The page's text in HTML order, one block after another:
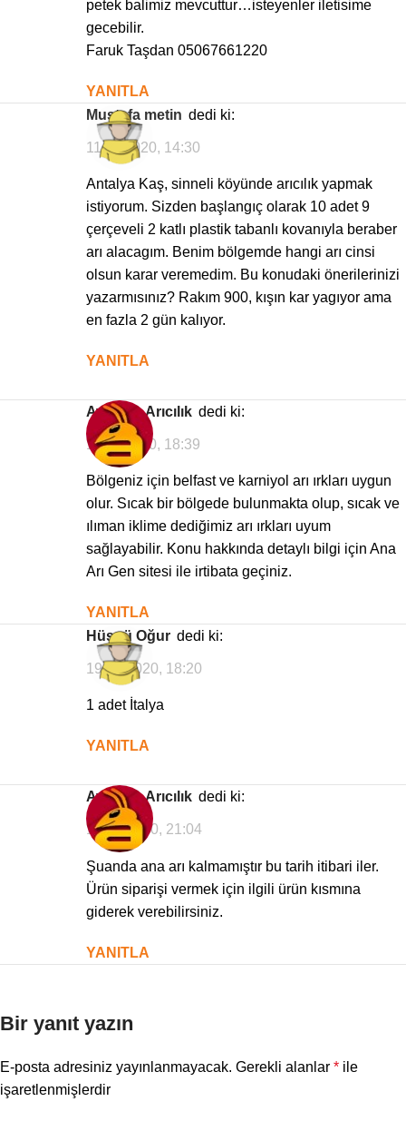
petek balimiz mevcuttur…isteyenler iletisime
gecebilir.
Faruk Taşdan 05067661220
YANITLA
Mustafa metin dedi ki:
11/11/2020, 14:30
Antalya Kaş, sinneli köyünde arıcılık yapmak
istiyorum. Sizden başlangıç olarak 10 adet 9
çerçeveli 2 katlı plastik tabanlı kovanıyla beraber
arı alacagım. Benim bölgemde hangi arı cinsi
olsun karar veremedim. Bu konudaki önerilerinizi
yazarmısınız? Rakım 900, kışın kar yagıyor ama
en fazla 2 gün kalıyor.
YANITLA
Avrasya Arıcılık dedi ki:
11/11/2020, 18:39
Bölgeniz için belfast ve karniyol arı ırkları uygun
olur. Sıcak bir bölgede bulunmakta olup, sıcak ve
ılıman iklime dediğimiz arı ırkları uyum
sağlayabilir. Konu hakkında detaylı bilgi için Ana
Arı Gen sitesi ile irtibata geçiniz.
YANITLA
Hüsnü Oğur dedi ki:
19/09/2020, 18:20
1 adet İtalya
YANITLA
Avrasya Arıcılık dedi ki:
19/09/2020, 21:04
Şuanda ana arı kalmamıştır bu tarih itibari iler.
Ürün siparişi vermek için ilgili ürün kısmına
giderek verebilirsiniz.
YANITLA
Bir yanıt yazın
E-posta adresiniz yayınlanmayacak. Gerekli alanlar * ile
işaretlenmişlerdir